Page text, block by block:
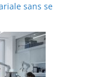
sans se